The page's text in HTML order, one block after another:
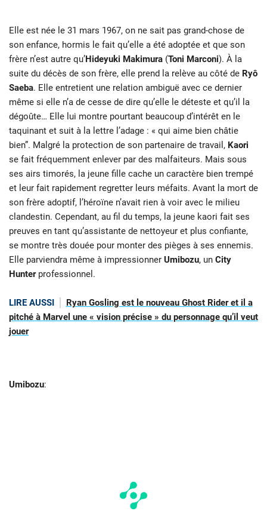
Elle est née le 31 mars 1967, on ne sait pas grand-chose de
son enfance, hormis le fait qu’elle a été adoptée et que son
frère n’est autre qu’Hideyuki Makimura (Toni Marconi). À la
suite du décès de son frère, elle prend la relève au côté de Ryô
Saeba. Elle entretient une relation ambiguë avec ce dernier
même si elle n’a de cesse de dire qu’elle le déteste et qu’il la
dégoûte… Elle lui montre pourtant beaucoup d’intérêt en le
taquinant et suit à la lettre l’adage : « qui aime bien châtie
bien”. Malgré la protection de son partenaire de travail, Kaori
se fait fréquemment enlever par des malfaiteurs. Mais sous
ses airs timorés, la jeune fille cache un caractère bien trempé
et leur fait rapidement regretter leurs méfaits. Avant la mort de
son frère adoptif, l’héroïne n’avait rien à voir avec le milieu
clandestin. Cependant, au fil du temps, la jeune kaori fait ses
preuves en tant qu’assistante de nettoyeur et plus confiante,
se montre très douée pour monter des pièges à ses ennemis.
Elle parviendra même à impressionner Umibozu, un City
Hunterprofessionnel.
LIRE AUSSI
Ryan Gosling est le nouveau Ghost Rider et il a
pitché à Marvel une « vision précise » du personnage qu’il veut
jouer
Umibozu: